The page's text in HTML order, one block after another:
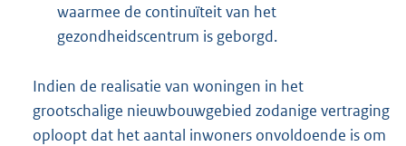
waarmee de continuïteit van het
gezondheidscentrum is geborgd.
Indien de realisatie van woningen in het
grootschalige nieuwbouwgebied zodanige vertraging
oploopt dat het aantal inwoners onvoldoende is om